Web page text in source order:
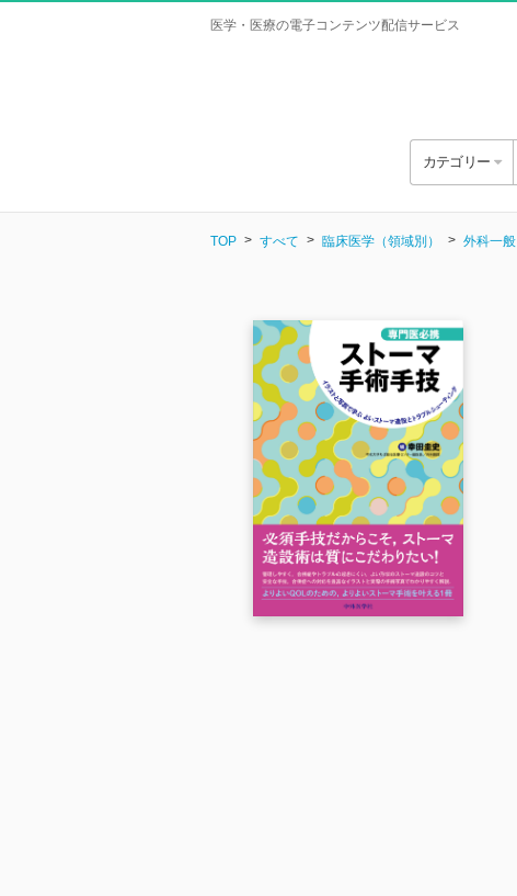
医学・医療の電子コンテンツ配信サービス
カテゴリー
TOP すべて 臨床医学（領域別） 外科一般